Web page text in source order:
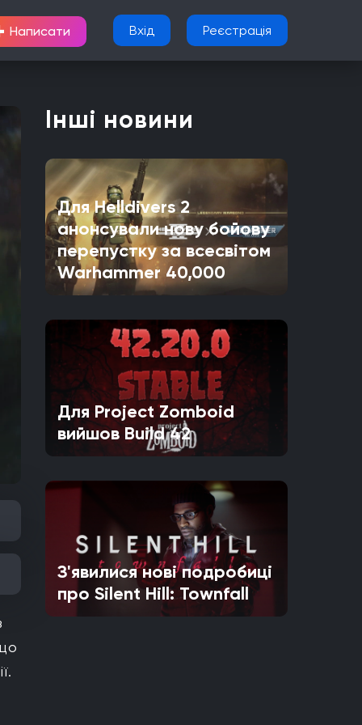
Написати Вхід Реєстрація
Інші новини
Для Helldivers 2
анонсували нову бойову
перепустку за всесвітом
Warhammer 40,000
Для Project Zomboid
вийшов Build 42
З'явилися нові подробиці
про Silent Hill: Townfall